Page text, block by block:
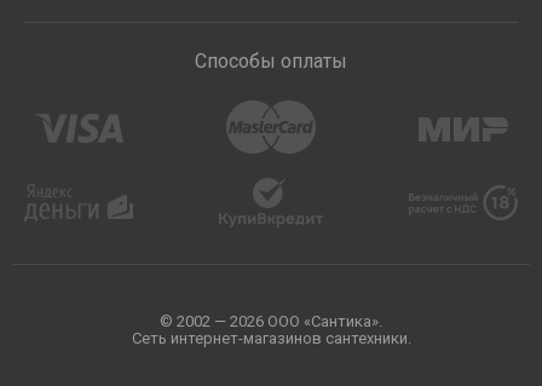
Способы оплаты
© 2002 — 2026 ООО «Сантика».
Сеть интернет-магазинов сантехники.